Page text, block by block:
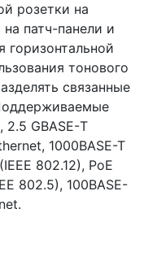
розетки на
патч-панели и
горизонтальной
тонового
связанные
2.5 GBASE-Т
1000BASE-T
802.12), PoE
802.5), 100BASE-